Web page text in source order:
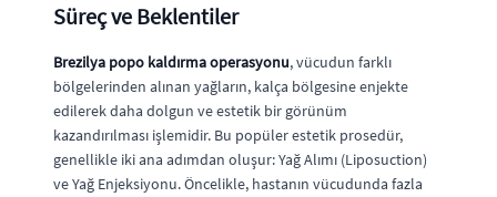
Süreç ve Beklentiler
Brezilya popo kaldırma operasyonu, vücudun farklı
bölgelerinden alınan yağların, kalça bölgesine enjekte
edilerek daha dolgun ve estetik bir görünüm
kazandırılması işlemidir. Bu popüler estetik prosedür,
genellikle iki ana adımdan oluşur: Yağ Alımı (Liposuction)
ve Yağ Enjeksiyonu. Öncelikle, hastanın vücudunda fazla